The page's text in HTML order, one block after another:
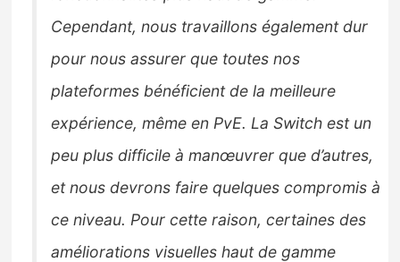
Cependant, nous travaillons également dur
pour nous assurer que toutes nos
plateformes bénéficient de la meilleure
expérience, même en PvE. La Switch est un
peu plus difficile à manœuvrer que d’autres,
et nous devrons faire quelques compromis à
ce niveau. Pour cette raison, certaines des
améliorations visuelles haut de gamme